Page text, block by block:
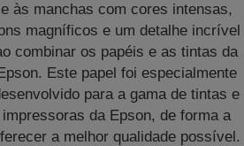
e às manchas com cores intensas,
magníficos e um detalhe incrível
combinar os papéis e as tintas da
Este papel foi especialmente
para a gama de tintas e
impressoras da Epson, de forma a
a melhor qualidade possível.